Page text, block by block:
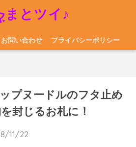
まとツイ♪
問い合わせ プライバシーポリシー
ップヌードルのフタ止め
封じるお札に！
11/22